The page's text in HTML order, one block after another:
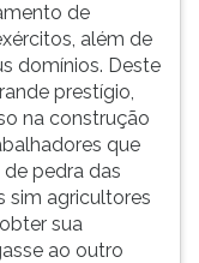
de
além de
domínios. Deste
prestígio,
na construção
que
pedra das
sim agricultores
sua
ao outro